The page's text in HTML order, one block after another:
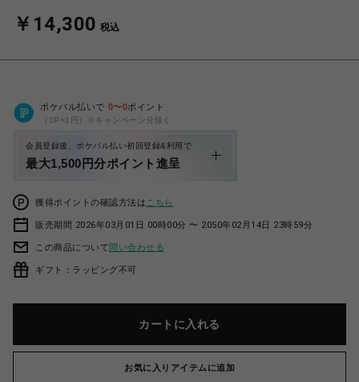
￥14,300 税込
ポケパル払いで 0〜0ポイント
（1P=1円）※キャンペーン分除く
会員登録後、ポケパル払い初回登録&利用で
最大1,500円分ポイント進呈
獲得ポイントの確認方法は こちら
販売期間 2026年03月01日 00時00分 〜 2050年02月14日 23時59分
この商品について問い合わせる
ギフト：ラッピング不可
カートに入れる
お気に入りアイテムに追加